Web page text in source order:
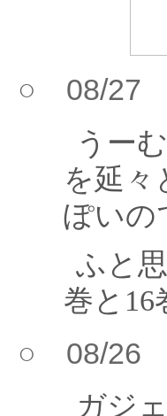
○ 08/27
うー
を延々
ぽいの
ふと
巻と
○ 08/26
ガジ